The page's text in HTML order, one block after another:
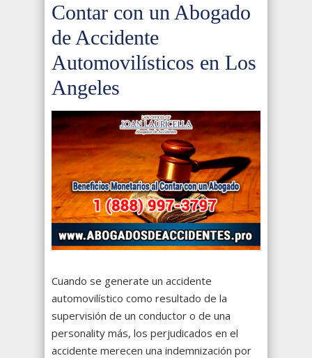
Contar con un Abogado
de Accidente
Automovilísticos en Los
Angeles
Cuando se generate un accidente
automovilístico como resultado de la
supervisión de un conductor o de una
personality más, los perjudicados en el
accidente merecen una indemnización por